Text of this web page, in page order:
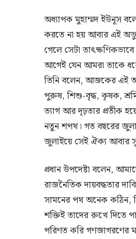
অধ্যাপক মুহাম্মদ ইউনূস
করতে না হয় আবার এই
গেলে সেটা
আগেই যেন আমরা তাকে
তিনি বলেন, আজকের এই
পুরুষ, শিশু-বৃদ্ধ, কৃষক,
ত্যাগ আর দৃঢ়তার প্রতীক
নতুন শপথ। গত বছরের
জুলাইয়ে সেই ঐক্য আবার
প্রধান উপদেষ্টা বলেন,
রাজনৈতিক দায়বদ্ধতার
সামনের পথ অনেক কঠিন,
শক্তিই তাদের রুখে দিতে
পরিণত করি গণজাগরণের